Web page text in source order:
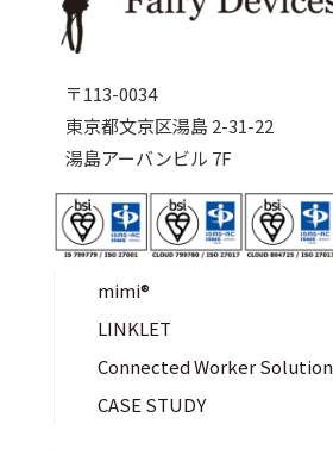
〒113-0034
東京都文京区湯島 2-31-22
湯島アーバンビル 7F
mimi®︎
LINKLET
Connected Worker Solution
CASE STUDY